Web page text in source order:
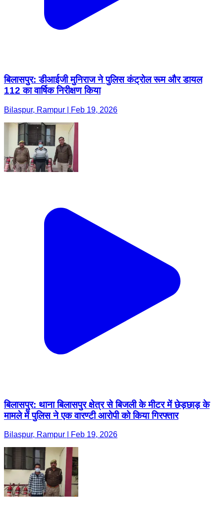
बिलासपुर: डीआईजी मुनिराज ने पुलिस कंट्रोल रूम और डायल
112 का वार्षिक निरीक्षण किया
Bilaspur, Rampur | Feb 19, 2026
बिलासपुर: थाना बिलासपुर क्षेत्र से बिजली के मीटर में छेड़छाड़ के
मामले में पुलिस ने एक वारण्टी आरोपी को किया गिरफ्तार
Bilaspur, Rampur | Feb 19, 2026